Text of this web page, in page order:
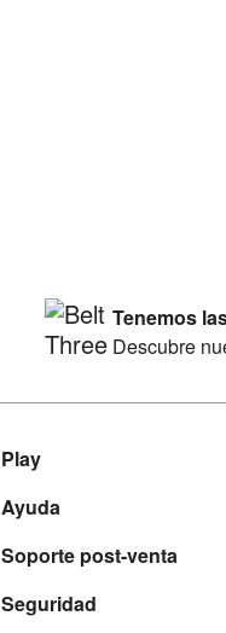
Tenemos
Descubre
Play
Ayuda
Soporte post-venta
Seguridad